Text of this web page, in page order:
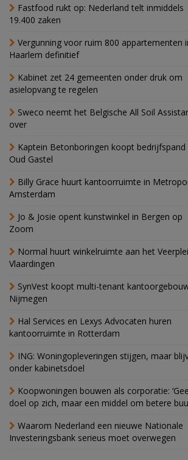
Fastfood rukt op: Nederland telt inmiddels
19.400 zaken
Vergunning voor ruim 800 appartementen
Haarlem definitief
Kabinet zet 24 gemeenten onder druk om
asielopvang te regelen
Sweco neemt het Belgische All Soil
over
Kaptein Betonboringen koopt bedrijfspand
Oud Gastel
Billy Grace huurt kantoorruimte in
Amsterdam
Jo & Josie opent kunstwinkel in Bergen op
Zoom
Normal huurt winkelruimte aan het
Vlaardingen
SynVest koopt multi-tenant
Nijmegen
Hal Services en Lexys Advocaten huren
kantoorruimte in Rotterdam
ING: Woningopleveringen stijgen, maar
onder kabinetsdoel
Koopwoningen bouwen als corporatie:
doel op zich, maar een middel om betere
Waarom Nederland een nieuwe Nationale
Investeringsbank serieus moet overwegen